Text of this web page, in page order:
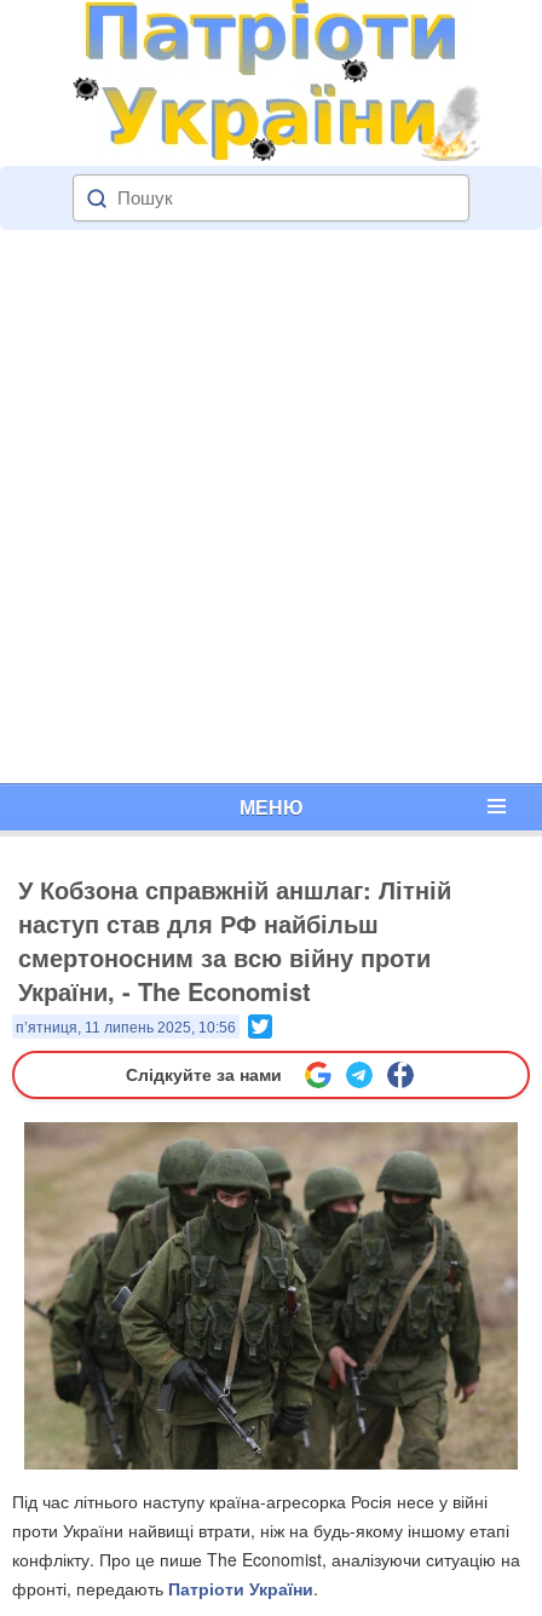
МЕНЮ
У Кобзона справжній аншлаг: Літній
наступ став для РФ найбільш
смертоносним за всю війну проти
України, - The Economist
п’ятниця, 11 липень 2025, 10:56
Слідкуйте за нами
Під час літнього наступу країна-агресорка Росія несе у війні
проти України найвищі втрати, ніж на будь-якому іншому етапі
конфлікту. Про це пише The Economist, аналізуючи ситуацію на
фронті, передають Патріоти України.